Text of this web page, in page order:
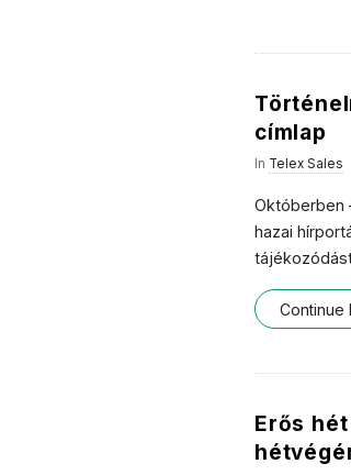
címlap
In Telex Sales
Októberben
hazai
Continue
Erős